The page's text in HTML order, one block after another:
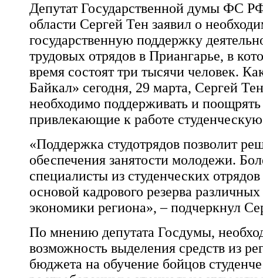
Депутат Государственной думы ФС
области Сергей Тен заявил о
государственную поддержку
трудовых отрядов в Приангарье, в
время состоят три тысячи человек.
Байкал» сегодня, 29 марта, Сергей Тен
необходимо поддерживать и
привлекающие к работе
«Поддержка студотрядов позволит
обеспечения занятости молодежи.
специалисты из студенческих
основой кадрового резерва
экономики региона», – подчеркнул
По мнению депутата Госдумы,
возможность выделения средств из
бюджета на обучение бойцов